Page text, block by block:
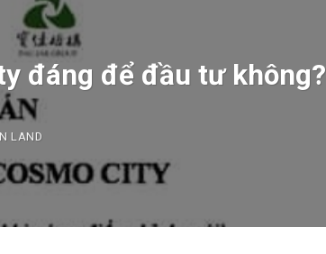
đáng để đầu tư không?
LAND